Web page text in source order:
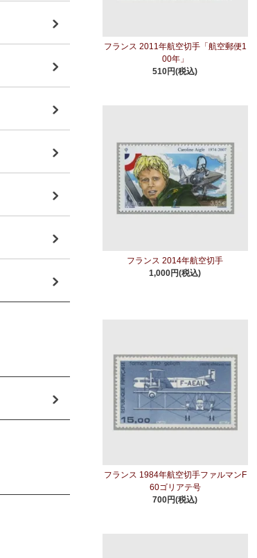
フランス 2011年航空切手「航空郵便1
00年」
510円(税込)
フランス 2014年航空切手
1,000円(税込)
フランス 1984年航空切手ファルマンF
60ゴリアテ号
700円(税込)